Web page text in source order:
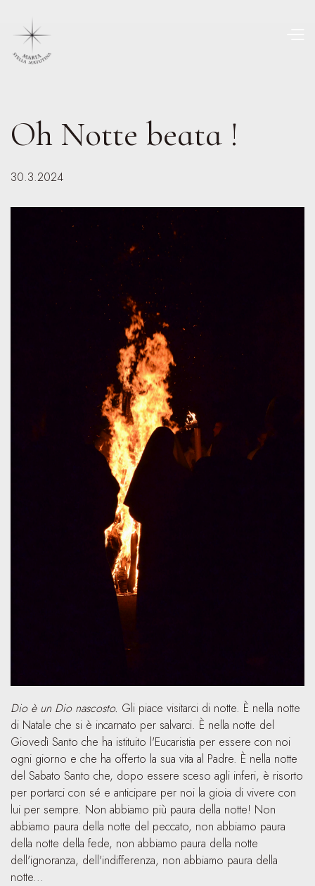
Oh Notte beata !
30.3.2024
Dio è un Dio nascosto. Gli piace visitarci di notte. È nella notte
di Natale che si è incarnato per salvarci. È nella notte del
Giovedì Santo che ha istituito l'Eucaristia per essere con noi
ogni giorno e che ha offerto la sua vita al Padre. È nella notte
del Sabato Santo che, dopo essere sceso agli inferi, è risorto
per portarci con sé e anticipare per noi la gioia di vivere con
lui per sempre. Non abbiamo più paura della notte! Non
abbiamo paura della notte del peccato, non abbiamo paura
della notte della fede, non abbiamo paura della notte
dell'ignoranza, dell'indifferenza, non abbiamo paura della
notte...